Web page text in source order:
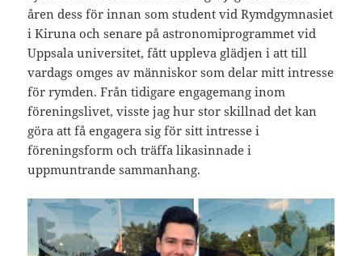
åren dess för innan som student vid Rymdgymnasiet
i Kiruna och senare på astronomiprogrammet vid
Uppsala universitet, fått uppleva glädjen i att till
vardags omges av människor som delar mitt intresse
för rymden. Från tidigare engagemang inom
föreningslivet, visste jag hur stor skillnad det kan
göra att få engagera sig för sitt intresse i
föreningsform och träffa likasinnade i
uppmuntrande sammanhang.